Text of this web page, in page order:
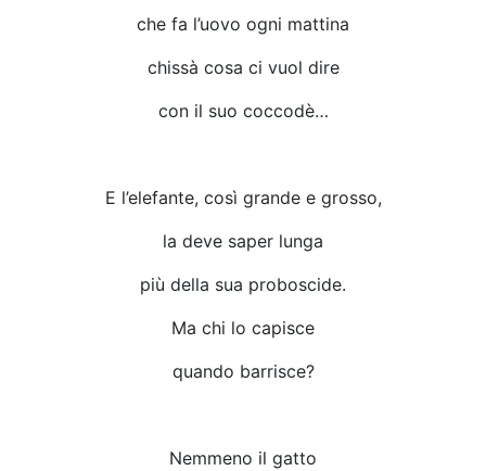
che fa l’uovo ogni mattina
chissà cosa ci vuol dire
con il suo coccodè…
E l’elefante, così grande e grosso,
la deve saper lunga
più della sua proboscide.
Ma chi lo capisce
quando barrisce?
Nemmeno il gatto